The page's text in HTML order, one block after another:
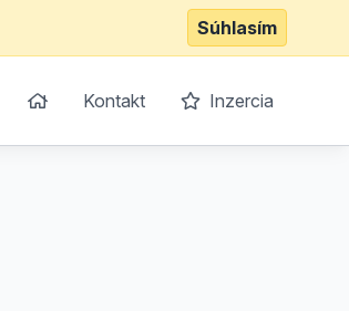
Súhlasím
Kontakt Inzercia